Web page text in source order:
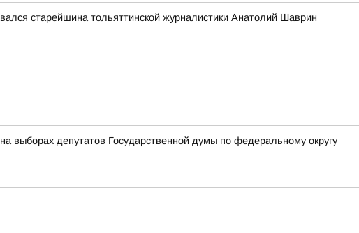
старейшина тольяттинской журналистики Анатолий Шаврин
выборах депутатов Государственной думы по федеральному округу